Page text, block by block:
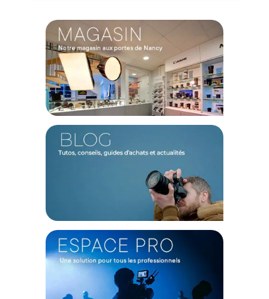
Compacts et démontables, ils se rangent facilement dans un
sac de transport, idéals pour les déplacements ou les
configurations mobiles.
Caractéristiques des Barndoors Westcott Ice Light 3 à 2
volets :
Type : coupe-flux à 2 volets
Compatibilité : montage propriétaire pour Westcott Ice Light 3
Matériaux : plastique
Dimensions : 40,64 x 11 x 0,81 cm
2 x Westcott Ice Light 3 volets coupe-flux
Offre valable jusqu'au 07-08-2026 inclus.
Code EAN Westcott Ice Light 3 Barndoors 2 volets - Achat et
810164330802
Garantie 2 ans
(1) Sous réserve d'éligibilité.